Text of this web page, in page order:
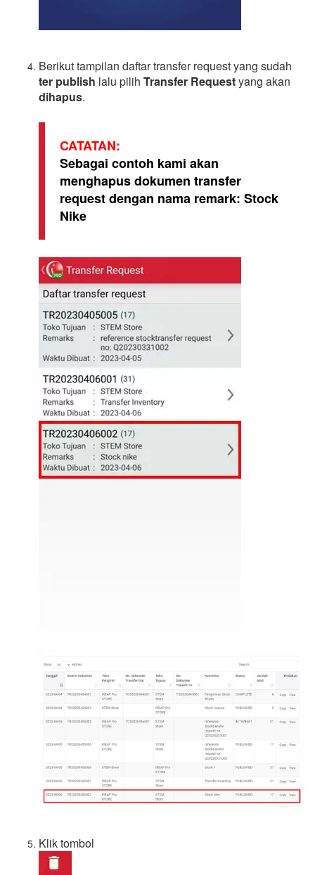
Berikut tampilan daftar transfer request yang sudah
ter publish lalu pilih Transfer Requestyang akan
dihapus.
CATATAN:
Sebagai contoh kami akan
menghapus dokumen transfer
request dengan nama remark: Stock
Nike
Klik tombol